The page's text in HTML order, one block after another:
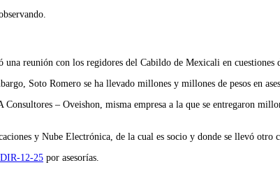
una reunión con los regidores del Cabildo de Mexicali en cuestiones
Soto Romero se ha llevado millones y millones de pesos en
Consultores – Oveishon, misma empresa a la que se entregaron
y Nube Electrónica, de la cual es socio y donde se llevó otro
12-25 por asesorías.